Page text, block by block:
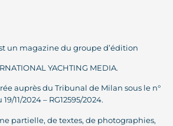
un magazine du groupe d’édition
YACHTING MEDIA.
auprès du Tribunal de Milan sous le n°
19/11/2024 – RG12595/2024.
partielle, de textes, de photographies,